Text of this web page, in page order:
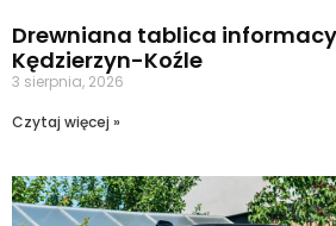
Drewniana tablica
Kędzierzyn-Koźle
3 sierpnia, 2026
Czytaj więcej »